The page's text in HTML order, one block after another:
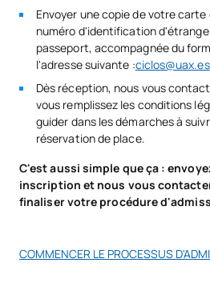
*Caractère : FB : Formation Basique,
Optionnel
Envoyer une copie de votre
numéro d'identification
passeport, accompagnée du
l'adresse suivante :ciclos@uax.es
Dès réception, nous vous
vous remplissez les conditions
guider dans les démarches à
réservation de place.
C'est aussi simple que ça :
inscription et nous vous
finaliser votre procédure
COMMENCER LE PROCESSUS